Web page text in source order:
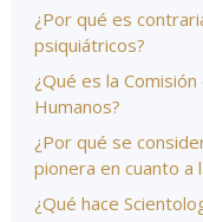
¿Por qué es
psiquiátricos?
¿Qué es la
Humanos?
¿Por qué se
pionera en cuanto a
¿Qué hace